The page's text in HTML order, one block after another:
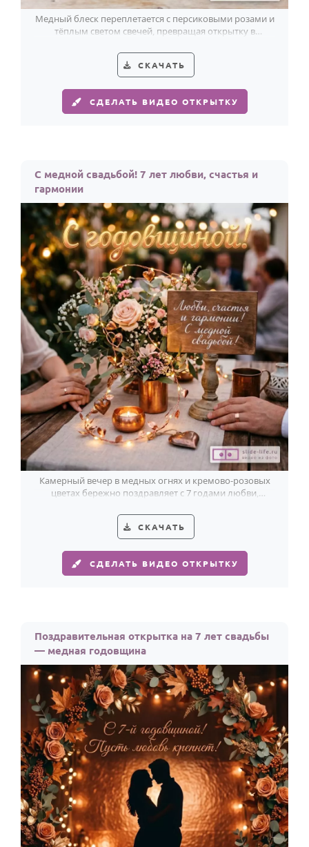
Медный блеск переплетается с персиковыми розами и
тёплым светом свечей, превращая открытку в
СКАЧАТЬ
СДЕЛАТЬ ВИДЕО ОТКРЫТКУ
С медной свадьбой! 7 лет любви, счастья и
гармонии
Камерный вечер в медных огнях и кремово-розовых
цветах бережно поздравляет с 7 годами любви,
СКАЧАТЬ
СДЕЛАТЬ ВИДЕО ОТКРЫТКУ
Поздравительная открытка на 7 лет свадьбы
— медная годовщина